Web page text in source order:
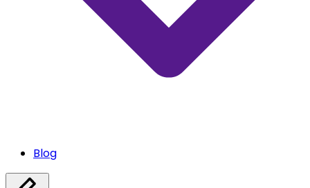
Blog